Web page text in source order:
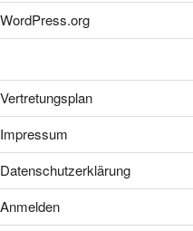
WordPress.org
Vertretungsplan
Impressum
Datenschutzerklärung
Anmelden